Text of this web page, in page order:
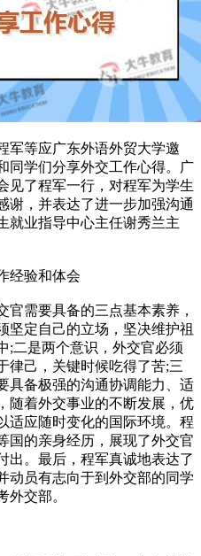
等应广东外语外贸大学邀
同学们分享外交工作心得。广
见了程军一行，对程军为学生
谢，并表达了进一步加强沟通
就业指导中心主任谢秀兰主
验和体会
需要具备的三点基本素养，
坚定自己的立场，坚决维护祖
;二是两个意识，外交官必须
律己，关键时候吃得了苦;三
具备极强的沟通协调能力、适
随着外交事业的不断发展，优
适应随时变化的国际环境。程
国的亲身经历，展现了外交官
出。最后，程军真诚地表达了
动员有志向于到外交部的同学
外交部。